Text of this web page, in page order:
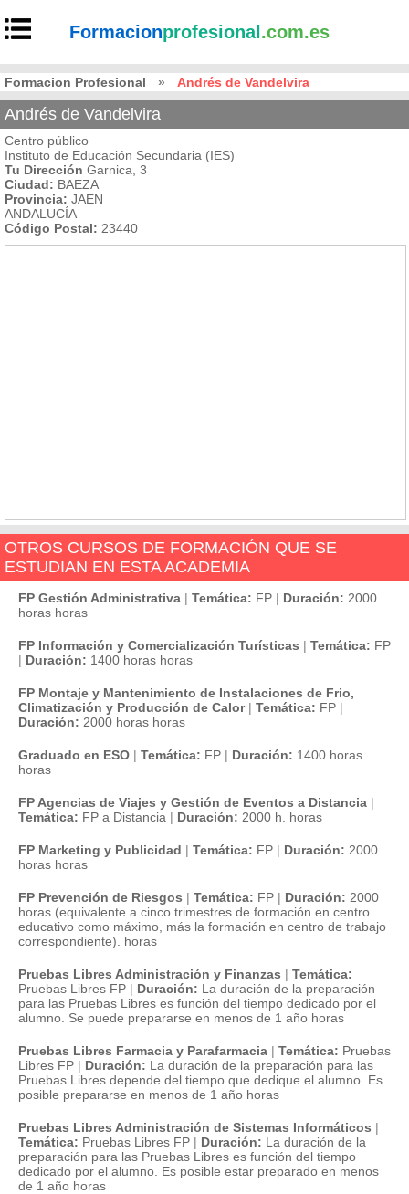
Formacionprofesional .com.es
Formacion Profesional » Andrés de Vandelvira
Andrés de Vandelvira
Centro público
Instituto de Educación Secundaria (IES)
Tu Dirección Garnica, 3
Ciudad: BAEZA
Provincia: JAEN
ANDALUCÍA
Código Postal: 23440
OTROS CURSOS DE FORMACIÓN QUE SE
ESTUDIAN EN ESTA ACADEMIA
FP Gestión Administrativa | Temática: FP | Duración: 2000
horas horas
FP Información y Comercialización Turísticas | Temática: FP
| Duración: 1400 horas horas
FP Montaje y Mantenimiento de Instalaciones de Frio,
Climatización y Producción de Calor| Temática: FP |
Duración: 2000 horas horas
Graduado en ESO | Temática: FP | Duración: 1400 horas
horas
FP Agencias de Viajes y Gestión de Eventos a Distancia |
Temática: FP a Distancia | Duración: 2000 h. horas
FP Marketing y Publicidad | Temática: FP | Duración: 2000
horas horas
FP Prevención de Riesgos | Temática: FP | Duración: 2000
horas (equivalente a cinco trimestres de formación en centro
educativo como máximo, más la formación en centro de trabajo
correspondiente). horas
Pruebas Libres Administración y Finanzas | Temática:
Pruebas Libres FP | Duración: La duración de la preparación
para las Pruebas Libres es función del tiempo dedicado por el
alumno. Se puede prepararse en menos de 1 año horas
Pruebas Libres Farmacia y Parafarmacia | Temática: Pruebas
Libres FP | Duración: La duración de la preparación para las
Pruebas Libres depende del tiempo que dedique el alumno. Es
posible prepararse en menos de 1 año horas
Pruebas Libres Administración de Sistemas Informáticos |
Temática: Pruebas Libres FP | Duración: La duración de la
preparación para las Pruebas Libres es función del tiempo
dedicado por el alumno. Es posible estar preparado en menos
de 1 año horas